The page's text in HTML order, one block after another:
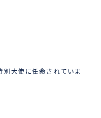
大使に任命されていま